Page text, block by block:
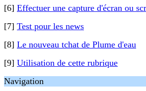
[6] Effectuer une capture d'écran ou
[7] Test pour les news
[8] Le nouveau tchat de Plume d'eau
[9] Utilisation de cette rubrique
Navigation